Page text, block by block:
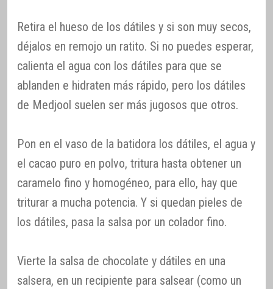
Retira el hueso de los dátiles y si son muy secos,
déjalos en remojo un ratito. Si no puedes esperar,
calienta el agua con los dátiles para que se
ablanden e hidraten más rápido, pero los dátiles
de Medjool suelen ser más jugosos que otros.
Pon en el vaso de la batidora los dátiles, el agua y
el cacao puro en polvo, tritura hasta obtener un
caramelo fino y homogéneo, para ello, hay que
triturar a mucha potencia. Y si quedan pieles de
los dátiles, pasa la salsa por un colador fino.
Vierte la salsa de chocolate y dátiles en una
salsera, en un recipiente para salsear (como un